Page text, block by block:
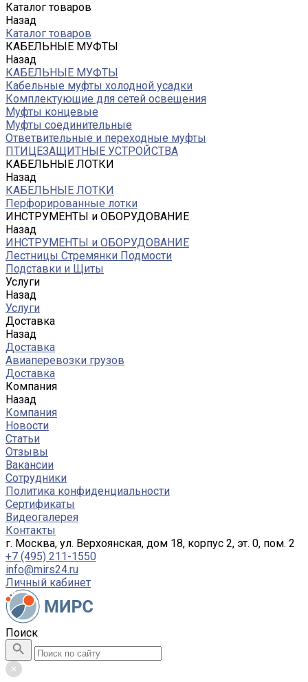
Каталог товаров
Назад
Каталог товаров
КАБЕЛЬНЫЕ МУФТЫ
Назад
КАБЕЛЬНЫЕ МУФТЫ
Кабельные муфты холодной усадки
Комплектующие для сетей освещения
Муфты концевые
Муфты соединительные
Ответвительные и переходные муфты
ПТИЦЕЗАЩИТНЫЕ УСТРОЙСТВА
КАБЕЛЬНЫЕ ЛОТКИ
Назад
КАБЕЛЬНЫЕ ЛОТКИ
Перфорированные лотки
ИНСТРУМЕНТЫ и ОБОРУДОВАНИЕ
Назад
ИНСТРУМЕНТЫ и ОБОРУДОВАНИЕ
Лестницы Стремянки Подмости
Подставки и Щиты
Услуги
Назад
Услуги
Доставка
Назад
Доставка
Авиаперевозки грузов
Доставка
Компания
Назад
Компания
Новости
Статьи
Отзывы
Вакансии
Сотрудники
Политика конфиденциальности
Сертификаты
Видеогалерея
Контакты
г. Москва, ул. Верхоянская, дом 18, корпус 2, эт. 0, пом. 2
+7 (495) 211-1550
info@mirs24.ru
Личный кабинет
Поиск